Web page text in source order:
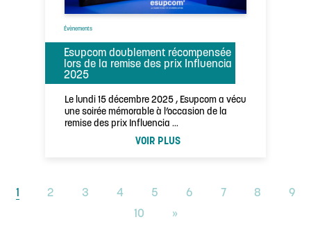
Évènements
Esupcom doublement récompensée
lors de la remise des prix Influencia
2025
Le lundi 15 décembre 2025 , Esupcom a vécu
une soirée mémorable à l’occasion de la
remise des prix Influencia …
VOIR PLUS
1 2 3 4 5 6 7 8
9
10
»